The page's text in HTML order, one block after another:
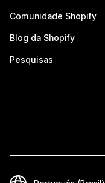
Comunidade Shopify
Blog da Shopify
Pesquisas